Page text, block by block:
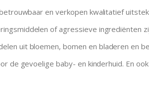
en verkopen kwalitatief
of agressieve ingrediënten
uit bloemen, bomen en bladeren en
de gevoelige baby- en kinderhuid. En